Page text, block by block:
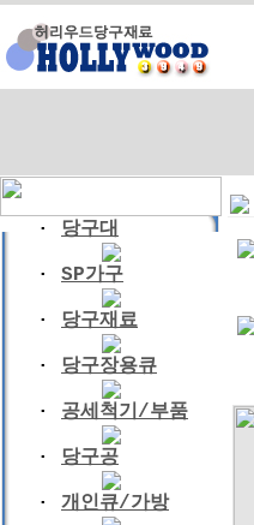
· 당구대
· SP가구
· 당구재료
· 당구장용큐
· 공세척기/부품
· 당구공
· 개인큐/가방